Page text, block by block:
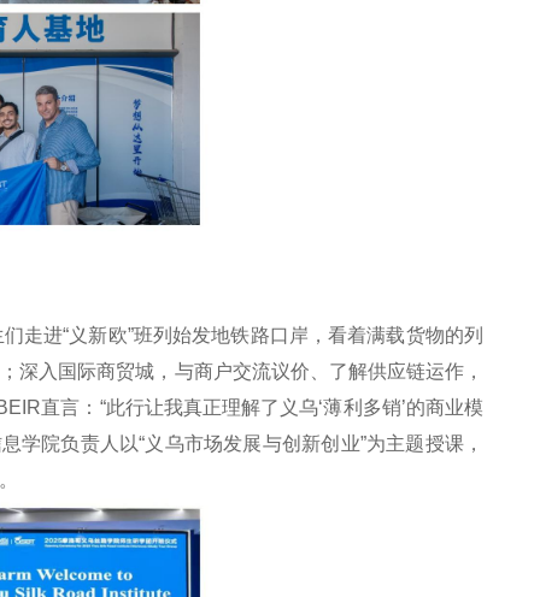
走进“义新欧”班列始发地铁路口岸，看着满载货物的列
深入国际商贸城，与商户交流议价、了解供应链运作，
直言：“此行让我真正理解了义乌‘薄利多销’的商业模
院负责人以“义乌市场发展与创新创业”为主题授课，